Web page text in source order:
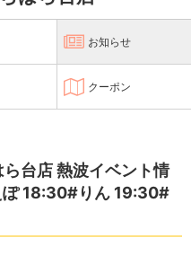
お知らせ
クーポン
台店 熱波イベント情
ぽ 18:30#りん 19:30#